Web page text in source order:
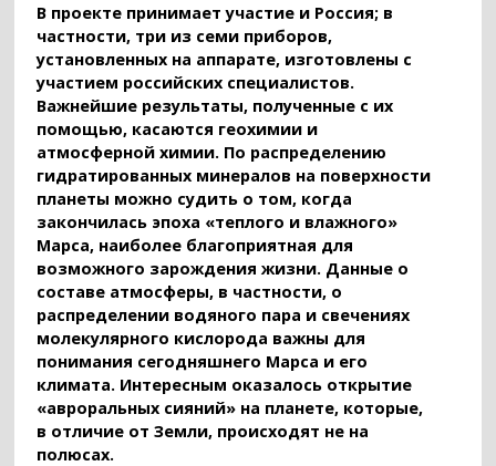
В проекте принимает участие и Россия; в
частности, три из семи приборов,
установленных на аппарате, изготовлены с
участием российских специалистов.
Важнейшие результаты, полученные с их
помощью, касаются геохимии и
атмосферной химии. По распределению
гидратированных минералов на поверхности
планеты можно судить о том, когда
закончилась эпоха «теплого и влажного»
Марса, наиболее благоприятная для
возможного зарождения жизни. Данные о
составе атмосферы, в частности, о
распределении водяного пара и свечениях
молекулярного кислорода важны для
понимания сегодняшнего Марса и его
климата. Интересным оказалось открытие
«авроральных сияний» на планете, которые,
в отличие от Земли, происходят не на
полюсах.